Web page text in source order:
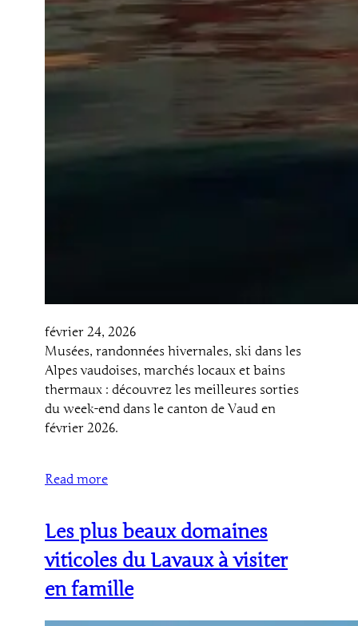
février 24, 2026
Musées, randonnées hivernales, ski dans les
Alpes vaudoises, marchés locaux et bains
thermaux : découvrez les meilleures sorties
du week-end dans le canton de Vaud en
février 2026.
Read more
Les plus beaux domaines
viticoles du Lavaux à visiter
en famille